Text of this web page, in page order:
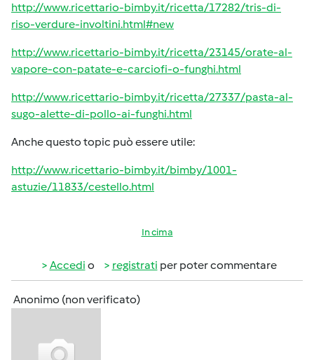
http://www.ricettario-bimby.it/ricetta/17282/tris-di-
riso-verdure-involtini.html#new
http://www.ricettario-bimby.it/ricetta/23145/orate-al-
vapore-con-patate-e-carciofi-o-funghi.html
http://www.ricettario-bimby.it/ricetta/27337/pasta-al-
sugo-alette-di-pollo-ai-funghi.html
Anche questo topic può essere utile:
http://www.ricettario-bimby.it/bimby/1001-
astuzie/11833/cestello.html
In cima
Accedi o registrati per poter commentare
Anonimo (non verificato)